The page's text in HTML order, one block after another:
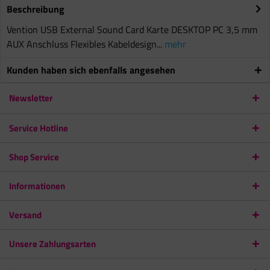
Beschreibung
Vention USB External Sound Card Karte DESKTOP PC 3,5 mm
AUX Anschluss Flexibles Kabeldesign... mehr
Kunden haben sich ebenfalls angesehen
Newsletter
Service Hotline
Shop Service
Informationen
Versand
Unsere Zahlungsarten